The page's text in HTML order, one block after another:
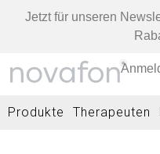
Jetzt für unseren
Produkte Therapeuten